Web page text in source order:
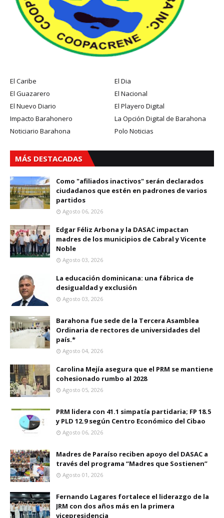
El Caribe
El Dia
El Guazarero
El Nacional
El Nuevo Diario
El Playero Digital
Impacto Barahonero
La Opción Digital de Barahona
Noticiario Barahona
Polo Noticias
MÁS DESTACADAS
Como "afiliados inactivos" serán declarados
ciudadanos que estén en padrones de varios
partidos
Agosto 06, 2026
Edgar Féliz Arbona y la DASAC impactan
madres de los municipios de Cabral y Vicente
Noble
Agosto 03, 2026
La educación dominicana: una fábrica de
desigualdad y exclusión
Agosto 03, 2026
Barahona fue sede de la Tercera Asamblea
Ordinaria de rectores de universidades del
país.*
Agosto 04, 2026
Carolina Mejía asegura que el PRM se mantiene
cohesionado rumbo al 2028
Agosto 05, 2026
PRM lidera con 41.1 simpatía partidaria; FP 18.5
y PLD 12.9 según Centro Económico del Cibao
Agosto 06, 2026
Madres de Paraíso reciben apoyo del DASAC a
través del programa “Madres que Sostienen”
Agosto 01, 2026
Fernando Lagares fortalece el liderazgo de la
JRM con dos años más en la primera
vicepresidencia